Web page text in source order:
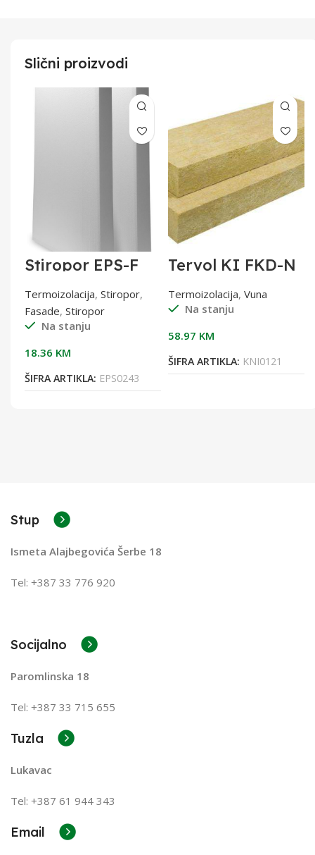
Slični proizvodi
Stiropor EPS-F
80/15cm Laštro
2m2
Termoizolacija, Stiropor,
Fasade, Stiropor
Na stanju
18.36 KM
ŠIFRA ARTIKLA: EPS0243
Tervol KI FKD-N
(kontakt.fasade)
10cm
1200X400X100
60PC 1,92m2
Termoizolacija, Vuna
Na stanju
58.97 KM
ŠIFRA ARTIKLA: KNI0121
Stup
Ismeta Alajbegovića Šerbe 18
Tel: +387 33 776 920
Socijalno
Paromlinska 18
Tel: +387 33 715 655
Tuzla
Lukavac
Tel: +387 61 944 343
Email